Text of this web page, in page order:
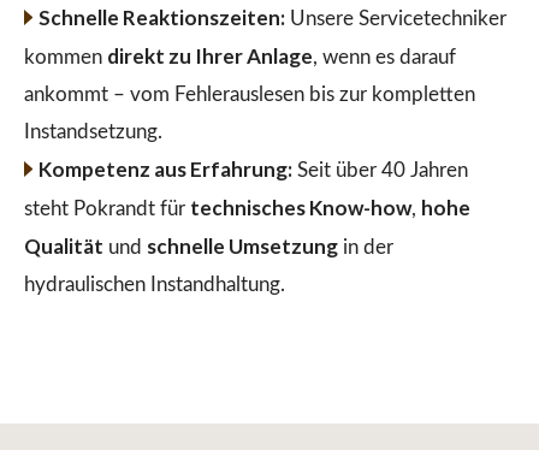
Schnelle Reaktionszeiten:Unsere Servicetechniker
kommen direkt zu Ihrer Anlage, wenn es darauf
ankommt – vom Fehlerauslesen bis zur kompletten
Instandsetzung.
Kompetenz aus Erfahrung:Seit über 40 Jahren
steht Pokrandt für technisches Know-how, hohe
Qualität und schnelle Umsetzung in der
hydraulischen Instandhaltung.